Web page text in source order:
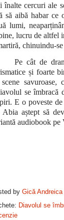
înalte cercuri ale
să aibă habar ce
lumi,
lucru de altfel
chinuindu-
Pe cât de
și foarte
savuroase,
se îmbracă
E o poveste
Abia aștept să
audiobook pe
by Gică Andreica
Diavolul se